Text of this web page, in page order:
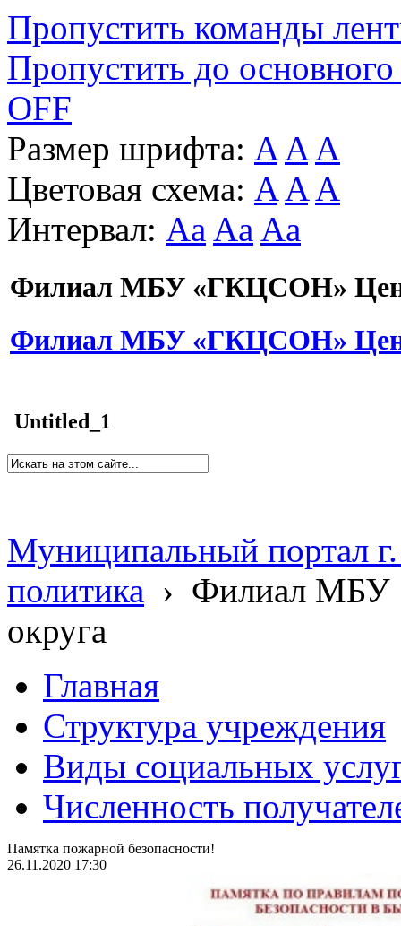
Пропустить команды
Пропустить до основного
OFF
Размер шрифта: A A A
Цветовая схема: A A A
Интервал: Aa Aa Aa
Филиал МБУ «ГКЦСОН»
Филиал МБУ «ГКЦСОН»
Untitled_1
Муниципальный портал
политика › Филиал МБУ
округа
Главная
Структура учреждения
Виды социальных
Численность
Памятка пожарной безопасности!
26.11.2020 17:30